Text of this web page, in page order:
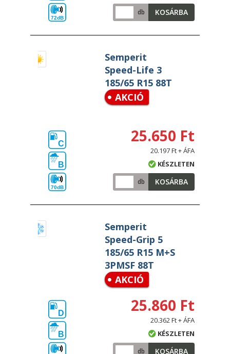
72dB
db KOSÁRBA
Semperit
Speed-Life 3
185/65 R15 88T
AKCIÓ
C
B
70dB
25.650 Ft
20.197 Ft + ÁFA
KÉSZLETEN
db KOSÁRBA
Semperit
Speed-Grip 5
185/65 R15 M+S
3PMSF 88T
AKCIÓ
D
B
25.860 Ft
20.362 Ft + ÁFA
KÉSZLETEN
db KOSÁRBA